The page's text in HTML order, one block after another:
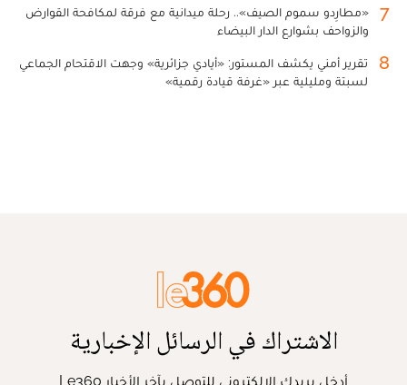
7
«مطارِدو سموم الصيف».. رحلة ميدانية مع فرقة لمكافحة القوارض
والزواحف بشوارع الدار البيضاء
8
تقرير أمني يكشف المستور: «أيادي جزائرية» وجهت الاقتحام الجماعي
لسبتة ومليلية عبر «غرفة قيادة رقمية»
الاشتراك في الرسائل الإخبارية
أدخل بريدك الإلكتروني للتوصل بآخر الأخبار Le360